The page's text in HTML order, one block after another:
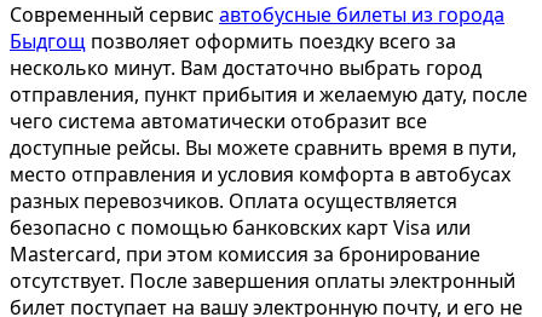
Современный сервис автобусные билеты из города
Быдгощ позволяет оформить поездку всего за
несколько минут. Вам достаточно выбрать город
отправления, пункт прибытия и желаемую дату, после
чего система автоматически отобразит все
доступные рейсы. Вы можете сравнить время в пути,
место отправления и условия комфорта в автобусах
разных перевозчиков. Оплата осуществляется
безопасно с помощью банковских карт Visa или
Mastercard, при этом комиссия за бронирование
отсутствует. После завершения оплаты электронный
билет поступает на вашу электронную почту, и его не